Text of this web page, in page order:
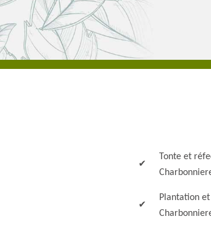
Tonte et
Plantation